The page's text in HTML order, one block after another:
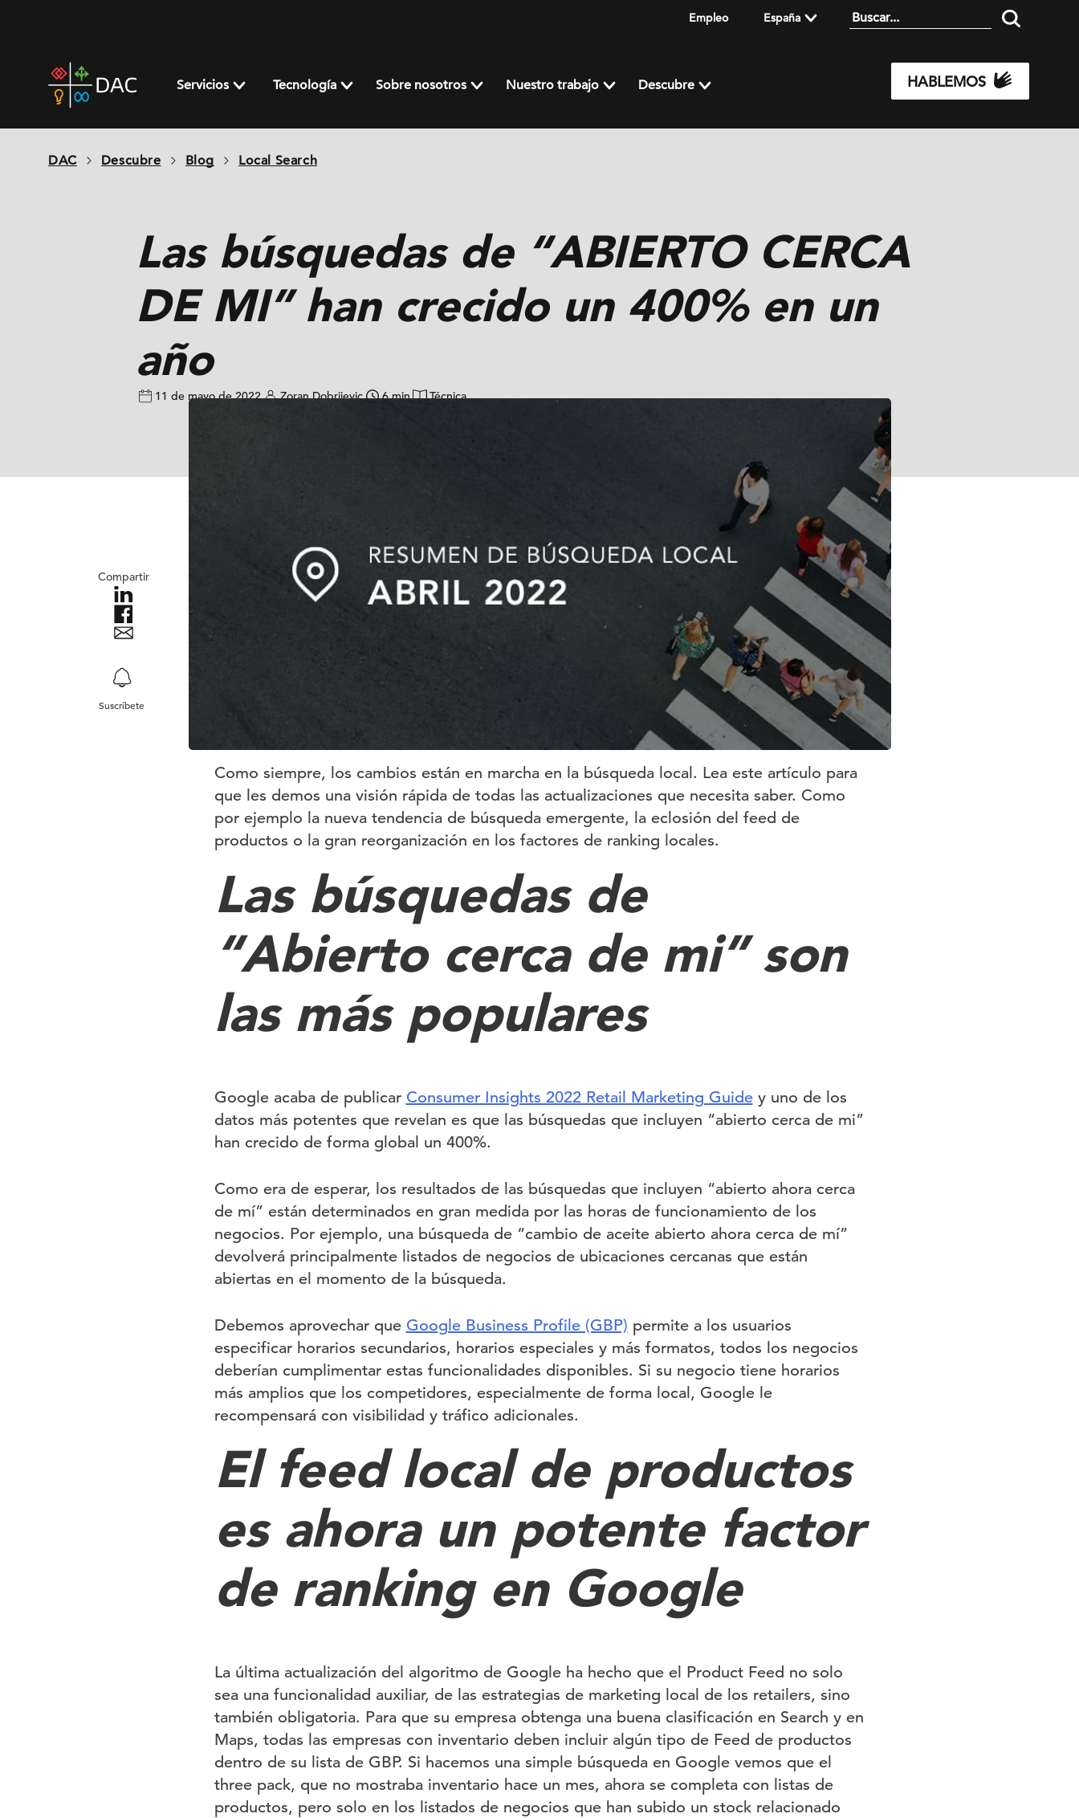
Empleo España
home
page
Servicios Tecnología Sobre nosotros Nuestro trabajo Descubre HABLEMOS
DAC Descubre Blog Local Search
Las búsquedas de “ABIERTO CERCA
DE MI” han crecido un 400% en un
año
11 de mayo de 2022 Zoran Dobrijevic 6 min Técnica
Compartir
Suscríbete
Como siempre, los cambios están en marcha en la búsqueda local. Lea este artículo para
que les demos una visión rápida de todas las actualizaciones que necesita saber. Como
por ejemplo la nueva tendencia de búsqueda emergente, la eclosión del feed de
productos o la gran reorganización en los factores de ranking locales.
Las búsquedas de
“Abierto cerca de mi” son
las más populares
Google acaba de publicar Consumer Insights 2022 Retail Marketing Guidey uno de los
datos más potentes que revelan es que las búsquedas que incluyen “abierto cerca de mi”
han crecido de forma global un 400%.
Como era de esperar, los resultados de las búsquedas que incluyen “abierto ahora cerca
de mí” están determinados en gran medida por las horas de funcionamiento de los
negocios. Por ejemplo, una búsqueda de “cambio de aceite abierto ahora cerca de mí”
devolverá principalmente listados de negocios de ubicaciones cercanas que están
abiertas en el momento de la búsqueda.
Debemos aprovechar que Google Business Profile (GBP) permite a los usuarios
especificar horarios secundarios, horarios especiales y más formatos, todos los negocios
deberían cumplimentar estas funcionalidades disponibles. Si su negocio tiene horarios
más amplios que los competidores, especialmente de forma local, Google le
recompensará con visibilidad y tráfico adicionales.
El feed local de productos
es ahora un potente factor
de ranking en Google
La última actualización del algoritmo de Google ha hecho que el Product Feed no solo
sea una funcionalidad auxiliar, de las estrategias de marketing local de los retailers, sino
también obligatoria. Para que su empresa obtenga una buena clasificación en Search y en
Maps, todas las empresas con inventario deben incluir algún tipo de Feed de productos
dentro de su lista de GBP. Si hacemos una simple búsqueda en Google vemos que el
three pack, que no mostraba inventario hace un mes, ahora se completa con listas de
productos, pero solo en los listados de negocios que han subido un stock relacionado